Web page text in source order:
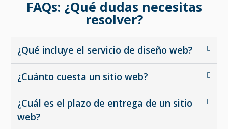
FAQs: ¿Qué dudas necesitas
resolver?
¿Qué incluye el servicio de diseño web?
¿Cuánto cuesta un sitio web?
¿Cuál es el plazo de entrega de un sitio
web?